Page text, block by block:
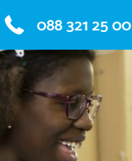
088 321 25 00